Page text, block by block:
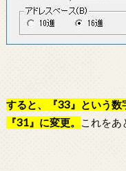
すると、『33』という数
『31』に変更。
これをあ